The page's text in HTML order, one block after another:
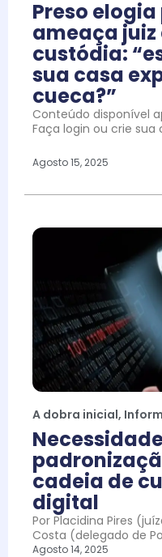
Preso
ameaça
custódia:
sua casa
cueca?”
Conteúdo disponível
Faça login ou crie sua
Agosto 15, 2025
A dobra inicial,
cadeia de
digital
Por Placidina Pires
Costa (delegado de
Agosto 14, 2025